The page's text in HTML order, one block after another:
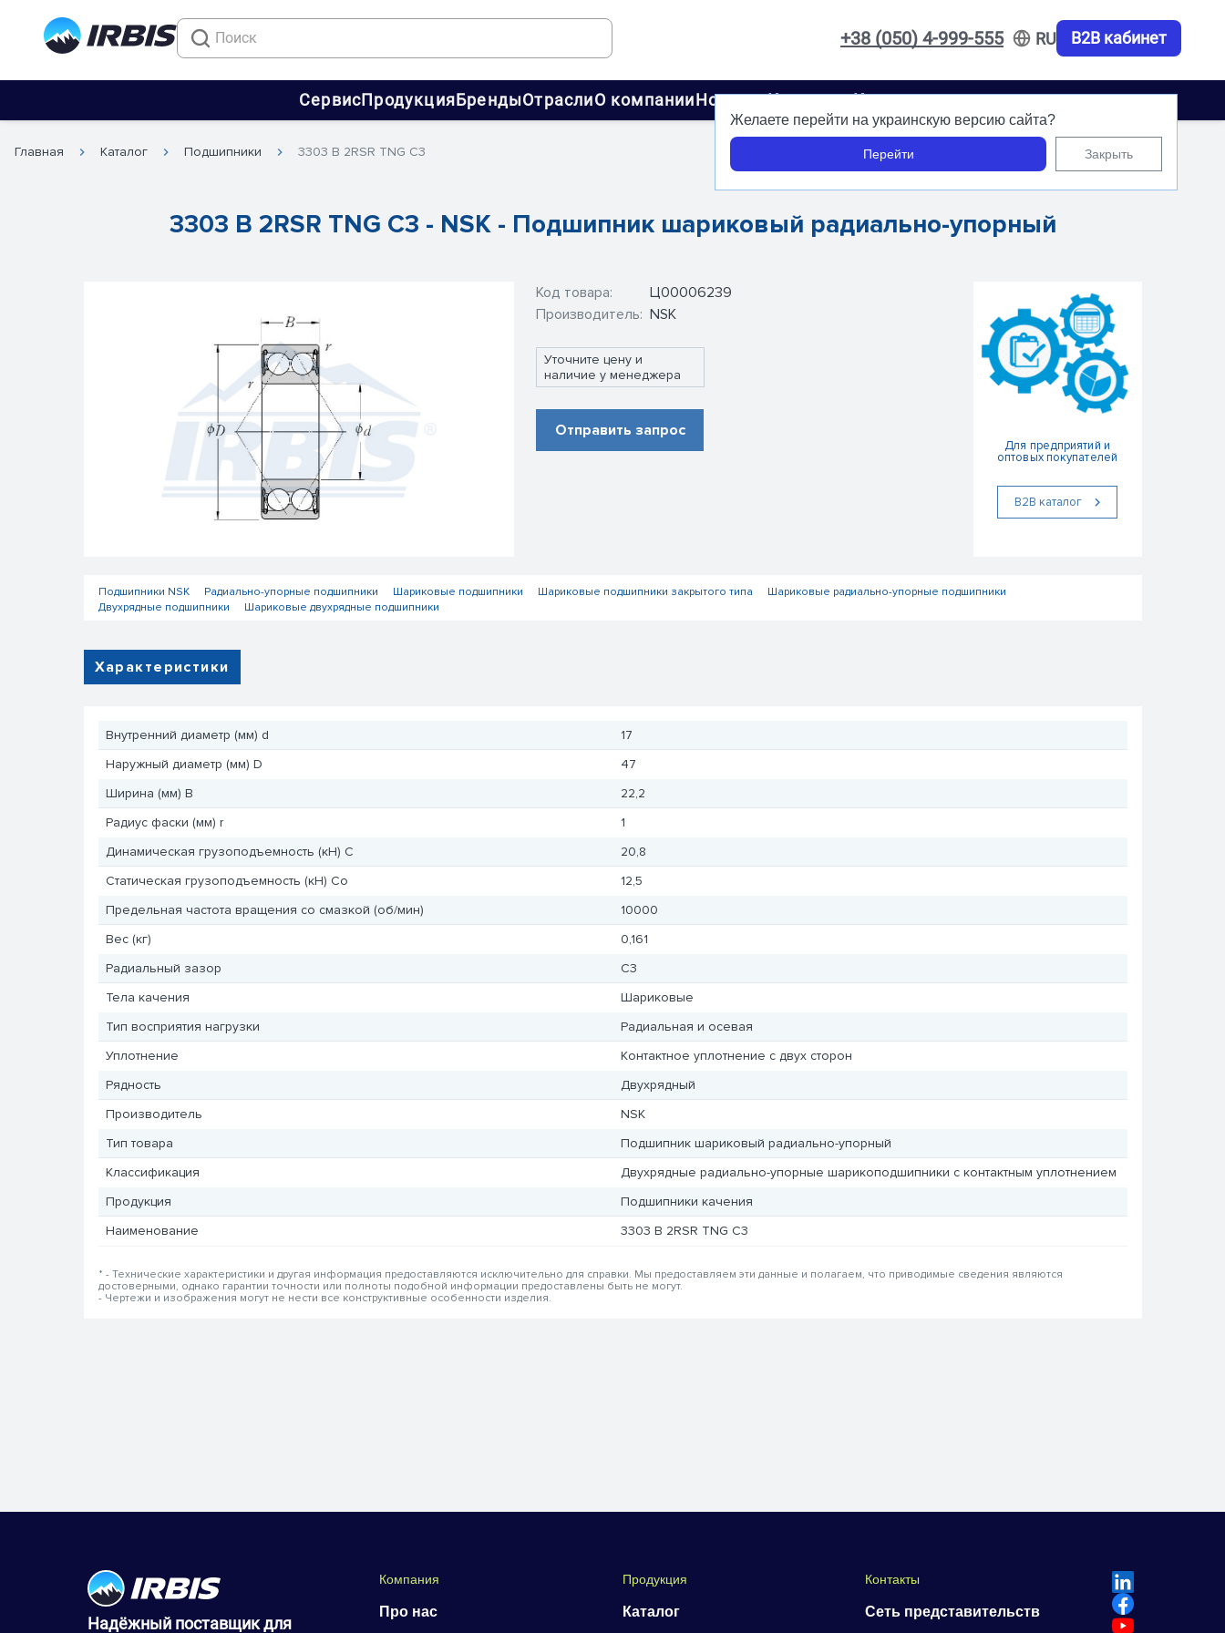
+38 (050) 4-999-555 RU B2B кабинет
СервисПродукцияБрендыОтраслиО компанииНовостиКонтактыКарьера
Желаете перейти на украинскую версию сайта?
Перейти Закрыть
Главная Каталог Подшипники 3303 B 2RSR TNG C3
3303 B 2RSR TNG C3 - NSK - Подшипник шариковый радиально-упорный
Код товара:
Производитель:
Ц00006239
NSK
Уточните цену и
наличие у менеджера
Отправить запрос
Для предприятий и
оптовых покупателей
В2В каталог
Подшипники NSK Радиально-упорные подшипники Шариковые подшипники Шариковые подшипники закрытого типа
Шариковые радиально-упорные подшипники
Двухрядные подшипники
Шариковые двухрядные подшипники
Характеристики
Внутренний диаметр (мм) d
17
Наружный диаметр (мм) D
47
Ширина (мм) B
22,2
Радиус фаски (мм) r
1
Динамическая грузоподъемность (кН) C
20,8
Статическая грузоподъемность (кН) Co
12,5
Предельная частота вращения со смазкой (об/мин)
10000
Вес (кг)
0,161
Радиальный зазор
C3
Тела качения
Шариковые
Тип восприятия нагрузки
Радиальная и осевая
Уплотнение
Контактное уплотнение с двух сторон
Рядность
Двухрядный
Производитель
NSK
Тип товара
Подшипник шариковый радиально-упорный
Классификация
Двухрядные радиально-упорные шарикоподшипники с контактным уплотнением
Продукция
Подшипники качения
Наименование
3303 B 2RSR TNG C3
* - Технические характеристики и другая информация предоставляются исключительно для справки. Мы предоставляем эти данные и полагаем, что приводимые сведения являются
достоверными, однако гарантии точности или полноты подобной информации предоставлены быть не могут.
- Чертежи и изображения могут не нести все конструктивные особенности изделия.
Надёжный поставщик для
Компания
Про нас
Продукция
Каталог
Контакты
Сеть представительств